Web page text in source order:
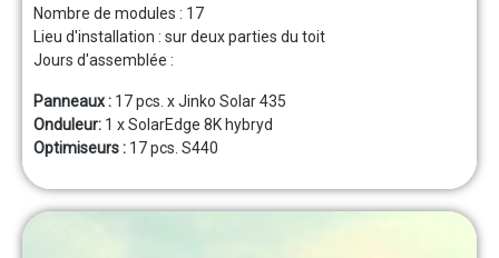
Nombre de modules : 17
Lieu d'installation : sur deux parties du toit
Jours d'assemblée :
Panneaux : 17 pcs. x Jinko Solar 435
Onduleur: 1 x SolarEdge 8K hybryd
Optimiseurs : 17 pcs. S440